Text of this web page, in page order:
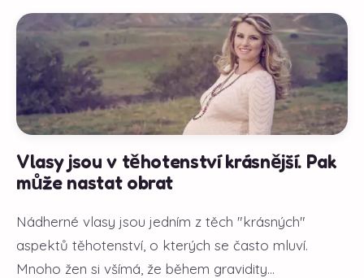
Vlasy jsou v těhotenství krásnější. Pak
může nastat obrat
Nádherné vlasy jsou jedním z těch "krásných"
aspektů těhotenství, o kterých se často mluví.
Mnoho žen si všímá, že během gravidity...